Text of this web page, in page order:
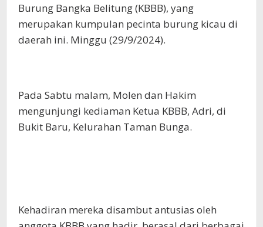
Burung Bangka Belitung (KBBB), yang
merupakan kumpulan pecinta burung kicau di
daerah ini. Minggu (29/9/2024).
Pada Sabtu malam, Molen dan Hakim
mengunjungi kediaman Ketua KBBB, Adri, di
Bukit Baru, Kelurahan Taman Bunga.
Kehadiran mereka disambut antusias oleh